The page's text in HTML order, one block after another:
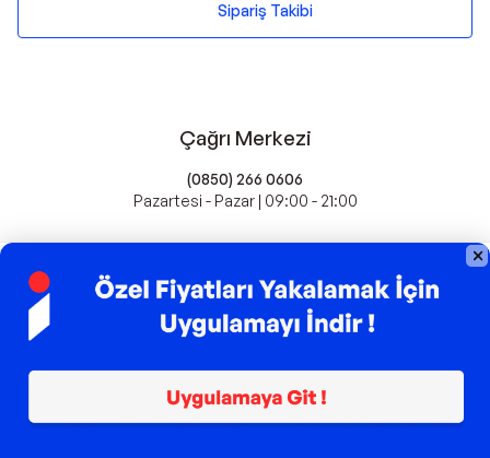
Popüler Markalar
Farmasi
Xiaomi
Lavazza
Fashcolle
Pro Plan
Sipariş Takibi
Çağrı Merkezi
(0850) 266 0606
Pazartesi - Pazar | 09:00 - 21:00